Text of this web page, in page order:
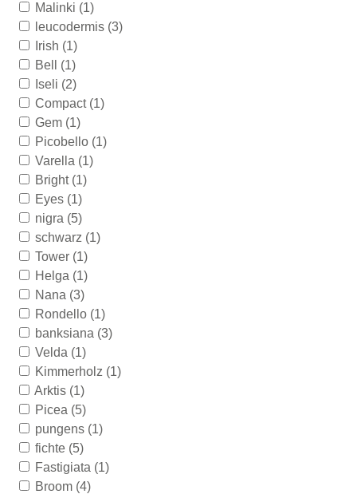
Malinki (1)
leucodermis (3)
Irish (1)
Bell (1)
Iseli (2)
Compact (1)
Gem (1)
Picobello (1)
Varella (1)
Bright (1)
Eyes (1)
nigra (5)
schwarz (1)
Tower (1)
Helga (1)
Nana (3)
Rondello (1)
banksiana (3)
Velda (1)
Kimmerholz (1)
Arktis (1)
Picea (5)
pungens (1)
fichte (5)
Fastigiata (1)
Broom (4)